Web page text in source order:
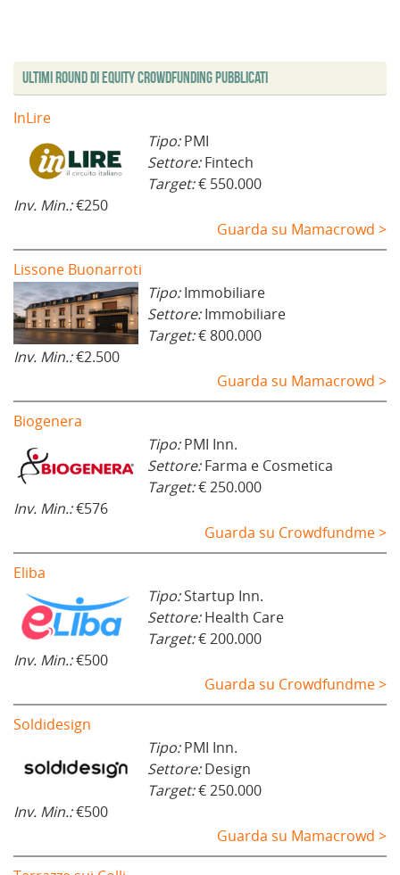
i
n
e
s
r
)
a
)
)
Ultimi Round di Equity Crowdfunding Pubblicati
InLire
Tipo:PMI
Settore:Fintech
Target:€ 550.000
Inv. Min.:€250
Guarda su Mamacrowd >
Lissone Buonarroti
Tipo:Immobiliare
Settore:Immobiliare
Target:€ 800.000
Inv. Min.:€2.500
Guarda su Mamacrowd >
Biogenera
Tipo:PMI Inn.
Settore:Farma e Cosmetica
Target:€ 250.000
Inv. Min.:€576
Guarda su Crowdfundme >
Eliba
Tipo:Startup Inn.
Settore:Health Care
Target:€ 200.000
Inv. Min.:€500
Guarda su Crowdfundme >
Soldidesign
Tipo:PMI Inn.
Settore:Design
Target:€ 250.000
Inv. Min.:€500
Guarda su Mamacrowd >